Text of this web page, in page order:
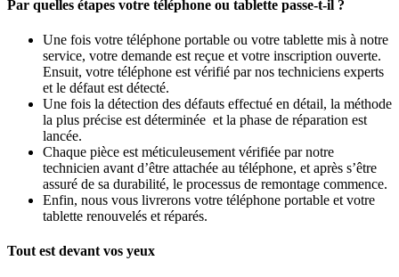
Par quelles étapes votre téléphone ou tablette passe-t-il ?
Une fois votre téléphone portable ou votre tablette mis à notre
service, votre demande est reçue et votre inscription ouverte.
Ensuit, votre téléphone est vérifié par nos techniciens experts
et le défaut est détecté.
Une fois la détection des défauts effectué en détail, la méthode
la plus précise est déterminée et la phase de réparation est
lancée.
Chaque pièce est méticuleusement vérifiée par notre
technicien avant d’être attachée au téléphone, et après s’être
assuré de sa durabilité, le processus de remontage commence.
Enfin, nous vous livrerons votre téléphone portable et votre
tablette renouvelés et réparés.
Tout est devant vos yeux